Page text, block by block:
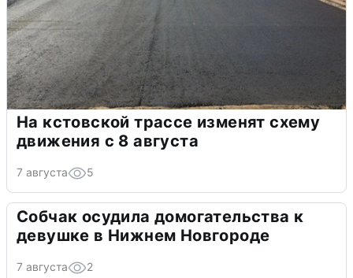
На кстовской трассе изменят схему
движения с 8 августа
7 августа 5
Собчак осудила домогательства к
девушке в Нижнем Новгороде
7 августа 2